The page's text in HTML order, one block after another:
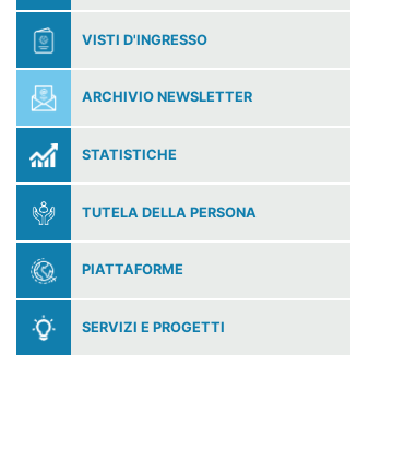
VISTI D'INGRESSO
ARCHIVIO NEWSLETTER
STATISTICHE
TUTELA DELLA PERSONA
PIATTAFORME
SERVIZI E PROGETTI